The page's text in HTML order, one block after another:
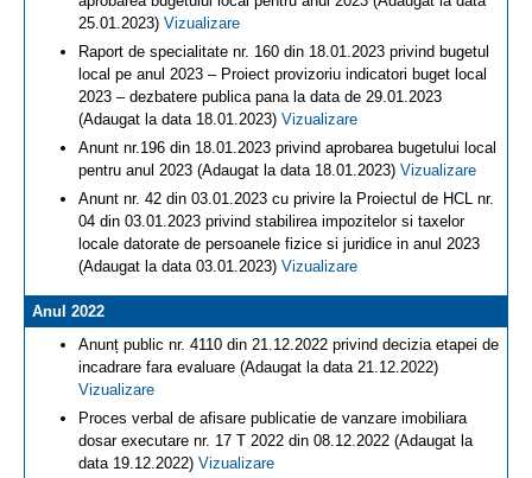
25.01.2023) Vizualizare
Raport de specialitate nr. 160 din 18.01.2023 privind bugetul
local pe anul 2023 – Proiect provizoriu indicatori buget local
2023 – dezbatere publica pana la data de 29.01.2023
(Adaugat la data 18.01.2023) Vizualizare
Anunt nr.196 din 18.01.2023 privind aprobarea bugetului local
pentru anul 2023 (Adaugat la data 18.01.2023) Vizualizare
Anunt nr. 42 din 03.01.2023 cu privire la Proiectul de HCL nr.
04 din 03.01.2023 privind stabilirea impozitelor si taxelor
locale datorate de persoanele fizice si juridice in anul 2023
(Adaugat la data 03.01.2023) Vizualizare
Anul 2022
Anunț public nr. 4110 din 21.12.2022 privind decizia etapei de
incadrare fara evaluare (Adaugat la data 21.12.2022)
Vizualizare
Proces verbal de afisare publicatie de vanzare imobiliara
dosar executare nr. 17 T 2022 din 08.12.2022 (Adaugat la
data 19.12.2022) Vizualizare